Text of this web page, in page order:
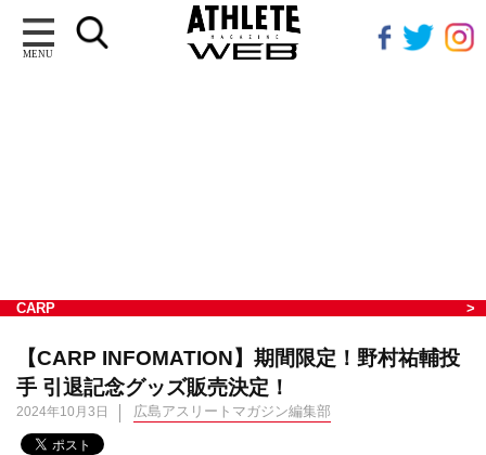
MENU
CARP
【CARP INFOMATION】期間限定！野村祐輔投
手 引退記念グッズ販売決定！
2024年10月3日 広島アスリートマガジン編集部